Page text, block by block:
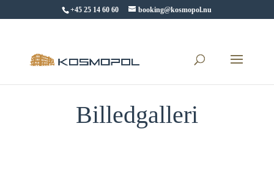
+45 25 14 60 60 booking@kosmopol.nu
Billedgalleri